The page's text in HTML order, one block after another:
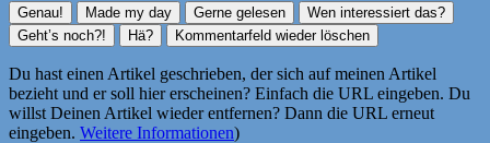
Du hast einen Artikel geschrieben, der sich auf meinen Artikel
bezieht und er soll hier erscheinen? Einfach die URL eingeben. Du
willst Deinen Artikel wieder entfernen? Dann die URL erneut
eingeben. Weitere Informationen)